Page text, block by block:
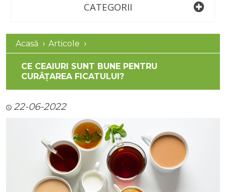
CATEGORII
Acasă Articole
CE CEAIURI SUNT BUNE PENTRU
CURĂȚAREA FICATULUI?
22-06-2022